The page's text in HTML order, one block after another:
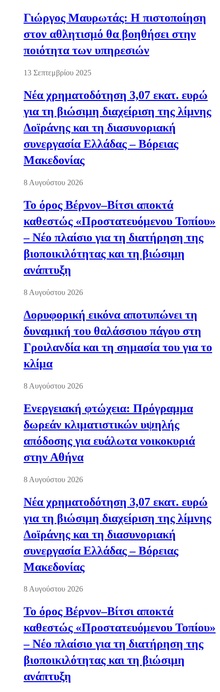
Γιώργος Μαυρωτάς: Η πιστοποίηση
στον αθλητισμό θα βοηθήσει στην
ποιότητα των υπηρεσιών
13 Σεπτεμβρίου 2025
Νέα χρηματοδότηση 3,07 εκατ. ευρώ
για τη βιώσιμη διαχείριση της λίμνης
Δοϊράνης και τη διασυνοριακή
συνεργασία Ελλάδας – Βόρειας
Μακεδονίας
8 Αυγούστου 2026
Το όρος Βέρνον–Βίτσι αποκτά
καθεστώς «Προστατευόμενου Τοπίου»
– Νέο πλαίσιο για τη διατήρηση της
βιοποικιλότητας και τη βιώσιμη
ανάπτυξη
8 Αυγούστου 2026
Δορυφορική εικόνα αποτυπώνει τη
δυναμική του θαλάσσιου πάγου στη
Γροιλανδία και τη σημασία του για το
κλίμα
8 Αυγούστου 2026
Ενεργειακή φτώχεια: Πρόγραμμα
δωρεάν κλιματιστικών υψηλής
απόδοσης για ευάλωτα νοικοκυριά
στην Αθήνα
8 Αυγούστου 2026
Νέα χρηματοδότηση 3,07 εκατ. ευρώ
για τη βιώσιμη διαχείριση της λίμνης
Δοϊράνης και τη διασυνοριακή
συνεργασία Ελλάδας – Βόρειας
Μακεδονίας
8 Αυγούστου 2026
Το όρος Βέρνον–Βίτσι αποκτά
καθεστώς «Προστατευόμενου Τοπίου»
– Νέο πλαίσιο για τη διατήρηση της
βιοποικιλότητας και τη βιώσιμη
ανάπτυξη